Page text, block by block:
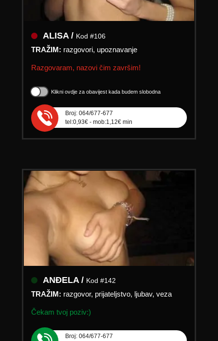
ALISA / Kod #106
TRAŽIM: razgovori, upoznavanje
Razgovaram, nazovi čim završim!
Klikni ovdje za obavijest kada budem slobodna
Broj: 064/677-677
tel:0,93€ - mob:1,12€ min
ANĐELA / Kod #142
TRAŽIM: razgovor, prijateljstvo, ljubav, veza
Čekam tvoj poziv:)
Broj: 064/677-677